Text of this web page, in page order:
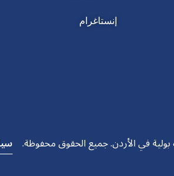
إنستاغرام
في الأردن. جميع الحقوق محفوظة.